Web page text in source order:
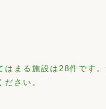
まる施設は28件です
さい。